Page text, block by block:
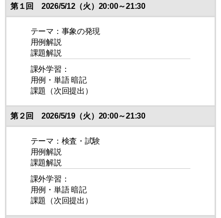
第１回 2026/5/12（火）20:00～21:30
テーマ：事象の発現
用例解説
課題解説
課外学習：
用例・単語 暗記
課題（次回提出）
第２回 2026/5/19（火）20:00～21:30
テーマ：検査・試験
用例解説
課題解説
課外学習：
用例・単語 暗記
課題（次回提出）